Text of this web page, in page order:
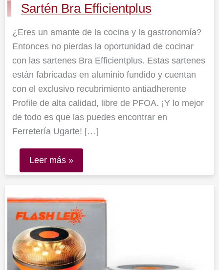
Sartén Bra Efficientplus
¿Eres un amante de la cocina y la gastronomía?
Entonces no pierdas la oportunidad de cocinar
con las sartenes Bra Efficientplus. Estas sartenes
están fabricadas en aluminio fundido y cuentan
con el exclusivo recubrimiento antiadherente
Profile de alta calidad, libre de PFOA. ¡Y lo mejor
de todo es que las puedes encontrar en
Ferretería Ugarte! […]
Leer más »
FlashLED
SOS
conectada
con